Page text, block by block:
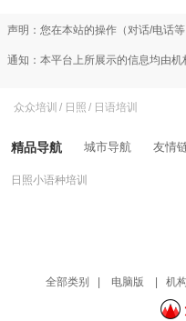
声明：您在本站的操作（对话/电话
通知：本平台上所展示的信息均由机构或个人自行提供，机构或个人依法应对其提供的任何信息承担全部责任，本平台
众众培训 / 日照 / 日语培训
精品导航 城市导航 友情
日照小语种培训
全部类别 电脑版 机